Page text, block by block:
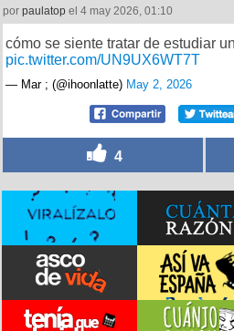
por paulatop el 4 may 2026, 01:10
cómo se siente tratar de estudiar
pic.twitter.com/UN9UX6WT7T
— Mar ; (@ihoonlatte) May 2, 2026
4